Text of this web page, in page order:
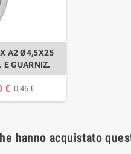
A2 Ø4,5X25
E GUARNIZ.
€ 0,46 €
hanno acquistato